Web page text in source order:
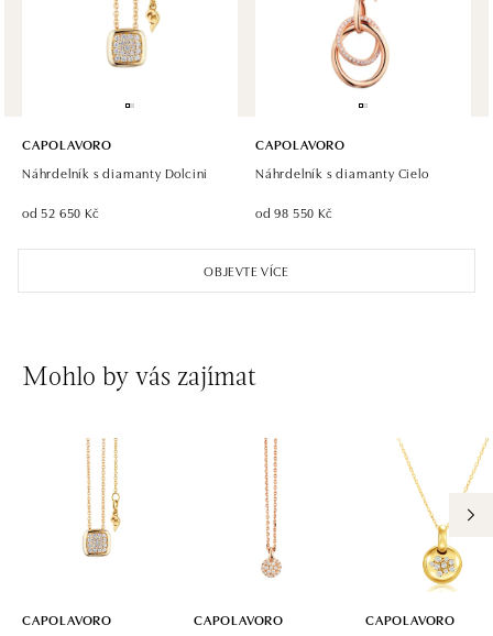
dnes otevřeno do 21:00
OBJEVTE VÍCE
CAPOLAVORO
Náhrdelník s diamanty Dolcini
od 52 650 Kč
CAPOLAVORO
Náhrdelník s diamanty Cielo
od 98 550 Kč
Mohlo by vás zajímat
CAPOLAVORO
CAPOLAVORO
CAPOLAVORO